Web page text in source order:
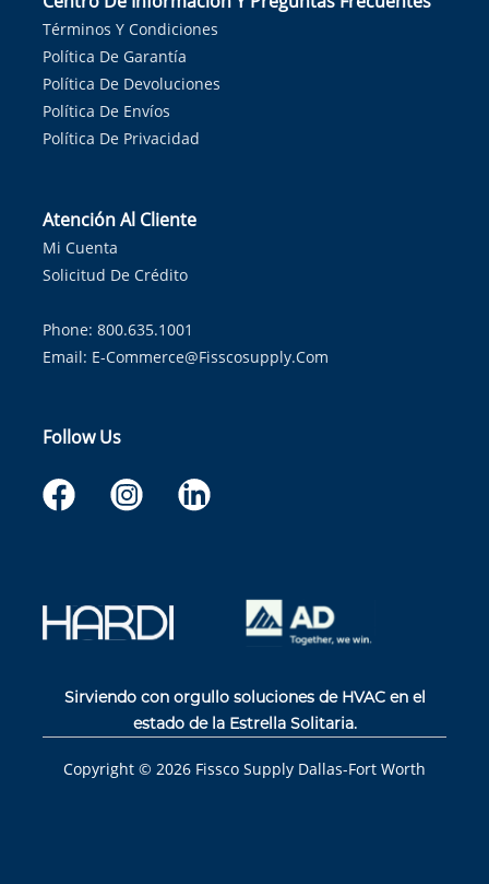
Términos Y Condiciones
Política De Garantía
Política De Devoluciones
Política De Envíos
Política De Privacidad
Atención Al Cliente
Mi Cuenta
Solicitud De Crédito
Phone: 800.635.1001
Email: E-Commerce@fisscosupply.com
Follow Us
Sirviendo con orgullo soluciones de HVAC en el
estado de la Estrella Solitaria.
Copyright © 2026 Fissco Supply Dallas-Fort Worth